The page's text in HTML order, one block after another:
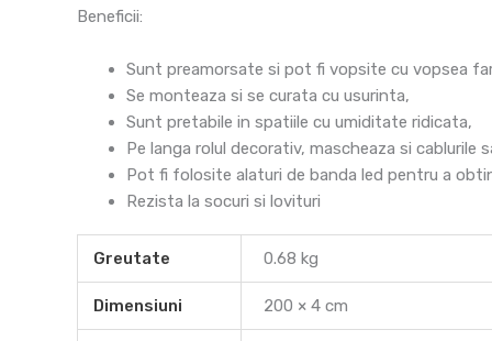
Beneficii:
Sunt preamorsate si pot fi vopsite cu vopsea
Se monteaza si se curata cu usurinta,
Sunt pretabile in spatiile cu umiditate ridicata,
Pe langa rolul decorativ, mascheaza si cablurile
Pot fi folosite alaturi de banda led pentru a
Rezista la socuri si lovituri
Greutate 0.68 kg
Dimensiuni 200 × 4 cm